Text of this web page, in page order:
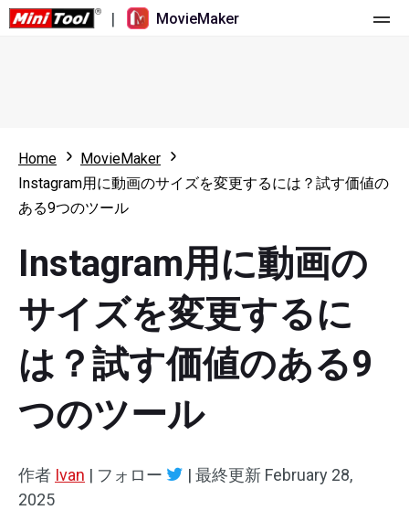
| MovieMaker
更新履歴
マルチトラック動画編集
アスペクト比
速度変更/リバース
トリミング/スプリット/クロップ
テキスト/エレメント
リソース
ビデオ編集のヒント
画面録画ツール
動画変換ツール
オンライン動画ダウンロード ツール
Home
MovieMaker
Instagram用に動画のサイズを変更するには？試す価値の
ある9つのツール
Instagram用に動画の
サイズを変更するに
は？試す価値のある9
つのツール
作者 Ivan | フォロー | 最終更新 February 28,
2025